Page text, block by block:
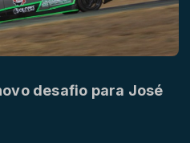
desafio para José